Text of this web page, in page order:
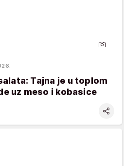
Tajna je u toplom
uz meso i kobasice